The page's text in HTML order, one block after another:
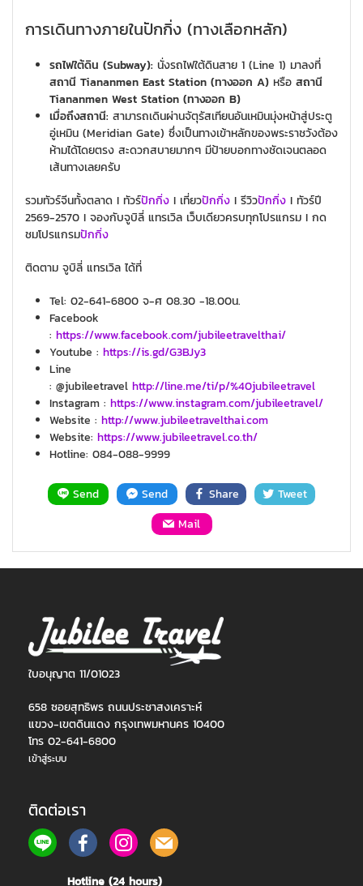
การเดินทางภายในปักกิ่ง (ทางเลือกหลัก)
รถไฟใต้ดิน (Subway): นั่งรถไฟใต้ดินสาย 1 (Line 1) มาลงที่
สถานี Tiananmen East Station (ทางออก A) หรือ สถานี
Tiananmen West Station (ทางออก B)
เมื่อถึงสถานี: สามารถเดินผ่านจัตุรัสเทียนอันเหมินมุ่งหน้าสู่ประตู
อู่เหมิน (Meridian Gate) ซึ่งเป็นทางเข้าหลักของพระราชวังต้อง
ห้ามได้โดยตรง สะดวกสบายมากๆ มีป้ายบอกทางชัดเจนตลอด
เส้นทางเลยครับ
รวมทัวร์จีนทั้งตลาด I ทัวร์ปักกิ่ง I เที่ยวปักกิ่ง I รีวิวปักกิ่ง I ทัวร์ปี
2569-2570 I จองกับจูบิลี่ แทรเวิล เว็บเดียวครบทุกโปรแกรม I กด
ชมโปรแกรมปักกิ่ง
ติดตาม จูบิลี่ แทรเวิล ได้ที่
Tel: 02-641-6800 จ-ศ 08.30 -18.00น.
Facebook
: https://www.facebook.com/jubileetravelthai/
Youtube : https://is.gd/G3BJy3
Line
: @jubileetravel http://line.me/ti/p/%40jubileetravel
Instagram : https://www.instagram.com/jubileetravel/
Website : http://www.jubileetravelthai.com
Website: https://www.jubileetravel.co.th/
Hotline: 084-088-9999
Send Send Share
Tweet
Mail
ใบอนุญาต 11/01023
658 ซอยสุทธิพร ถนนประชาสงเคราะห์
แขวง-เขตดินแดง กรุงเทพมหานคร 10400
โทร 02-641-6800
เข้าสู่ระบบ
ติดต่อเรา
Hotline (24 hours)